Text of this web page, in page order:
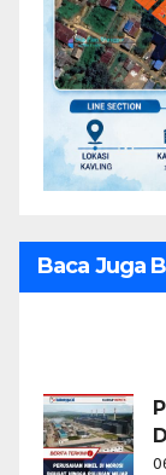
Baca Juga